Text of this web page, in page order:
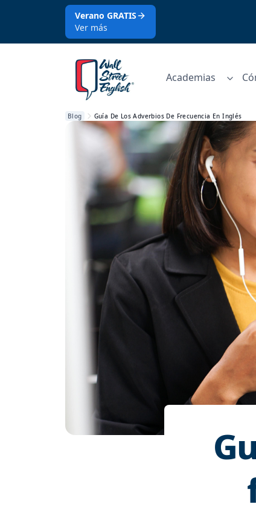
Verano GRATIS
Ver más
Academias
Blog Guía De Los Adverbios De Frecuencia En Inglés